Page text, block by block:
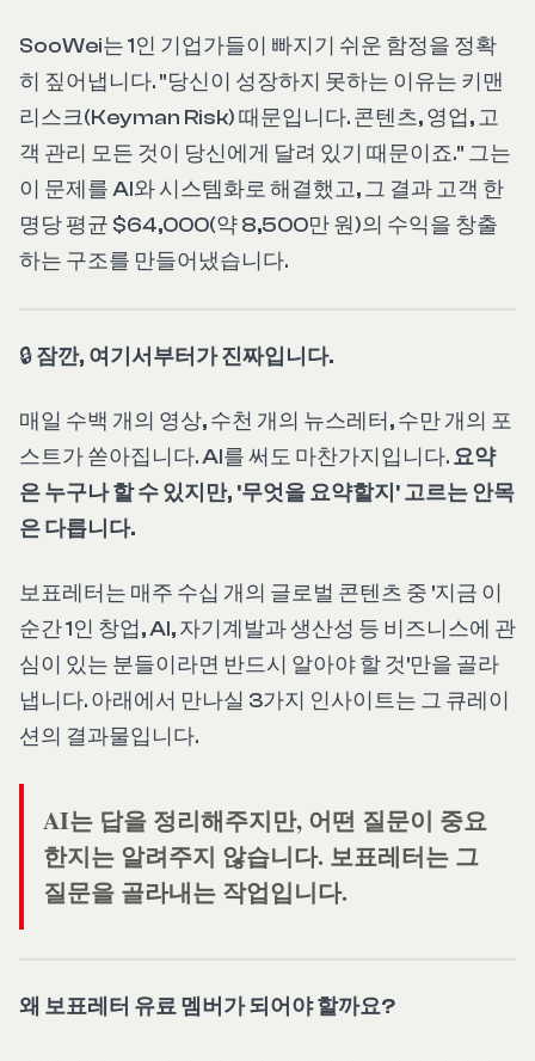
SooWei는 1인 기업가들이 빠지기 쉬운 함정을 정확
히 짚어냅니다. "당신이 성장하지 못하는 이유는 키맨
리스크(Keyman Risk) 때문입니다. 콘텐츠, 영업, 고
객 관리 모든 것이 당신에게 달려 있기 때문이죠." 그는
이 문제를 AI와 시스템화로 해결했고, 그 결과 고객 한
명당 평균 $64,000(약 8,500만 원)의 수익을 창출
하는 구조를 만들어냈습니다.
🔒잠깐, 여기서부터가 진짜입니다.
매일 수백 개의 영상, 수천 개의 뉴스레터, 수만 개의 포
스트가 쏟아집니다. AI를 써도 마찬가지입니다.요약
은 누구나 할 수 있지만, '무엇을 요약할지' 고르는 안목
은 다릅니다.
보표레터는 매주 수십 개의 글로벌 콘텐츠 중 '지금 이
순간 1인 창업, AI, 자기계발과 생산성 등 비즈니스에 관
심이 있는 분들이라면 반드시 알아야 할 것'만을 골라
냅니다. 아래에서 만나실 3가지 인사이트는 그 큐레이
션의 결과물입니다.
AI는 답을 정리해주지만, 어떤 질문이 중요
한지는 알려주지 않습니다. 보표레터는 그
질문을 골라내는 작업입니다.
왜 보표레터 유료 멤버가 되어야 할까요?